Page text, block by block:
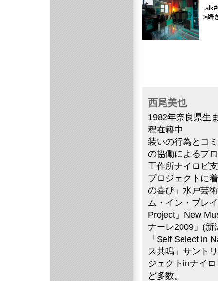
>続
西尾美也
1982年奈良県生
程在籍中
装いの行為とコ
の協働によるプ
工作所ナイロビ
プロジェクトに
の喜び」水戸芸
ム・イン・プレ
Project」New
ナーレ2009」(新
「Self Select in
ス共鳴」サント
ジェクトinナイ
ど多数。